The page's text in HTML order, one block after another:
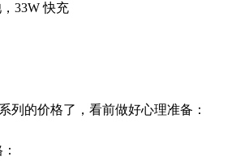
33W 快充
列的价格了，看前做好心理准备：